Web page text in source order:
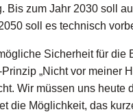
Bis zum Jahr 2030 soll
soll es technisch
Sicherheit für
„Nicht vor meiner
Wir müssen uns heute
die Möglichkeit, das